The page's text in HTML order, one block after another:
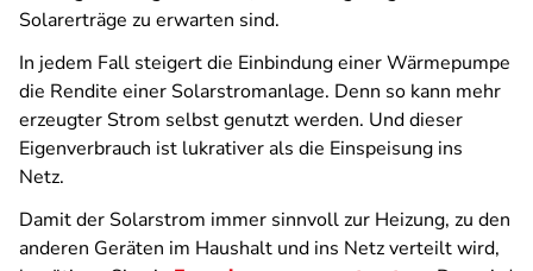
Solarerträge zu erwarten sind.
In jedem Fall steigert die Einbindung einer Wärmepumpe
die Rendite einer Solarstromanlage. Denn so kann mehr
erzeugter Strom selbst genutzt werden. Und dieser
Eigenverbrauch ist lukrativer als die Einspeisung ins
Netz.
Damit der Solarstrom immer sinnvoll zur Heizung, zu den
anderen Geräten im Haushalt und ins Netz verteilt wird,